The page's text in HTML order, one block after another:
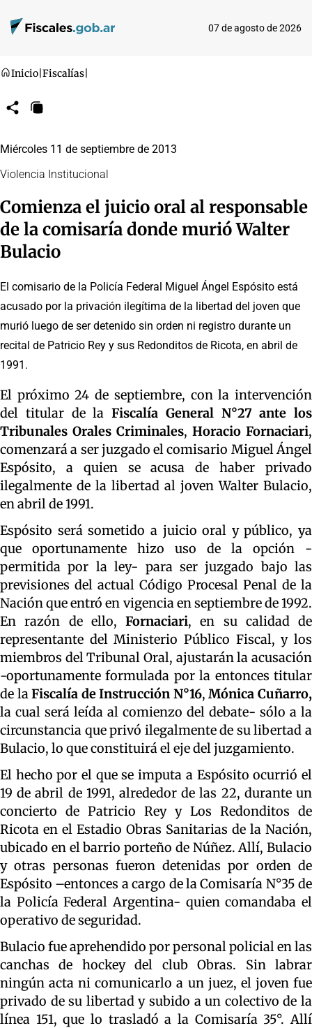
07 de agosto de 2026
Inicio Fiscalías
CompartirCopiar
Miércoles 11 de septiembre de 2013
Violencia Institucional
Comienza el juicio oral al responsable
de la comisaría donde murió Walter
Bulacio
El comisario de la Policía Federal Miguel Ángel Espósito está
acusado por la privación ilegítima de la libertad del joven que
murió luego de ser detenido sin orden ni registro durante un
recital de Patricio Rey y sus Redonditos de Ricota, en abril de
1991.
El próximo 24 de septiembre, con la intervención
del titular de la Fiscalía General N°27 ante los
Tribunales Orales Criminales, Horacio Fornaciari,
comenzará a ser juzgado el comisario Miguel Ángel
Espósito, a quien se acusa de haber privado
ilegalmente de la libertad al joven Walter Bulacio,
en abril de 1991.
Espósito será sometido a juicio oral y público, ya
que oportunamente hizo uso de la opción -
permitida por la ley- para ser juzgado bajo las
previsiones del actual Código Procesal Penal de la
Nación que entró en vigencia en septiembre de 1992.
En razón de ello, Fornaciari, en su calidad de
representante del Ministerio Público Fiscal, y los
miembros del Tribunal Oral, ajustarán la acusación
-oportunamente formulada por la entonces titular
de laFiscalía de Instrucción N°16,Mónica Cuñarro,
la cual será leída al comienzo del debate- sólo a la
circunstancia que privó ilegalmente de su libertad a
Bulacio, lo que constituirá el eje del juzgamiento.
El hecho por el que se imputa a Espósito ocurrió el
19 de abril de 1991, alrededor de las 22, durante un
concierto de Patricio Rey y Los Redonditos de
Ricota en el Estadio Obras Sanitarias de la Nación,
ubicado en el barrio porteño de Núñez. Allí, Bulacio
y otras personas fueron detenidas por orden de
Espósito –entonces a cargo de la Comisaría N°35 de
la Policía Federal Argentina- quien comandaba el
operativo de seguridad.
Bulacio fue aprehendido por personal policial en las
canchas de hockey del club Obras. Sin labrar
ningún acta ni comunicarlo a un juez, el joven fue
privado de su libertad y subido a un colectivo de la
línea 151, que lo trasladó a la Comisaría 35°. Allí